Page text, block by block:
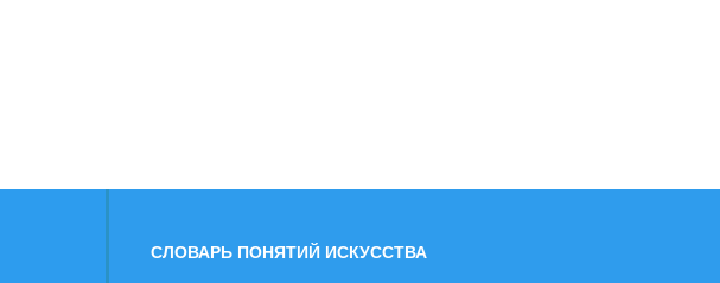
СЛОВАРЬ ПОНЯТИЙ ИСКУССТВА